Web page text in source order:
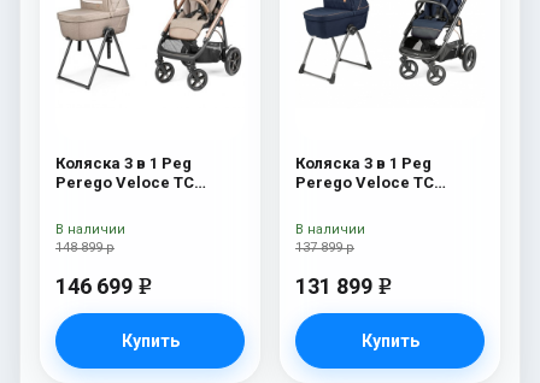
Коляска 3 в 1 Peg
Perego Veloce TC
Amour New
148 899 р
146 699 e
Купить
В наличии
Коляска 3 в 1 Peg
Perego Veloce TC
Shine
137 899 р
131 899 e
Купить
В наличии